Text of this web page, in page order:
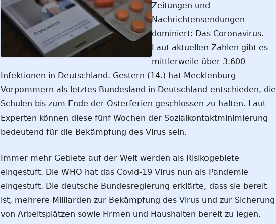
Zeitungen und
Nachrichtensendungen
dominiert: Das Coronavirus.
Laut aktuellen Zahlen gibt es
mittlerweile über 3.600
Infektionen in Deutschland. Gestern (14.) hat Mecklenburg-
Vorpommern als letztes Bundesland in Deutschland entschieden, die
Schulen bis zum Ende der Osterferien geschlossen zu halten. Laut
Experten können diese fünf Wochen der Sozialkontaktminimierung
bedeutend für die Bekämpfung des Virus sein.
Immer mehr Gebiete auf der Welt werden als Risikogebiete
eingestuft. Die WHO hat das Covid-19 Virus nun als Pandemie
eingestuft. Die deutsche Bundesregierung erklärte, dass sie bereit
ist, mehrere Milliarden zur Bekämpfung des Virus und zur Sicherung
von Arbeitsplätzen sowie Firmen und Haushalten bereit zu legen.